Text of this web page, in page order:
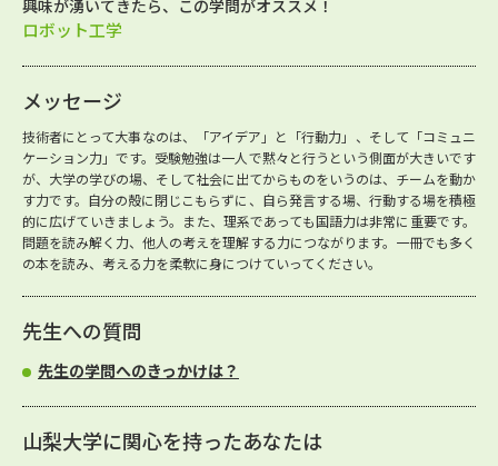
興味が湧いてきたら、この学問がオススメ！
ロボット工学
メッセージ
技術者にとって大事なのは、「アイデア」と「行動力」、そして「コミュニ
ケーション力」です。受験勉強は一人で黙々と行うという側面が大きいです
が、大学の学びの場、そして社会に出てからものをいうのは、チームを動か
す力です。自分の殻に閉じこもらずに、自ら発言する場、行動する場を積極
的に広げていきましょう。また、理系であっても国語力は非常に重要です。
問題を読み解く力、他人の考えを理解する力につながります。一冊でも多く
の本を読み、考える力を柔軟に身につけていってください。
先生への質問
先生の学問へのきっかけは？
山梨大学に関心を持ったあなたは